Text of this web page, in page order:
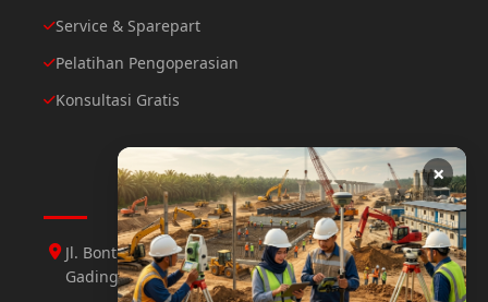
×
Service & Sparepart
Pelatihan Pengoperasian
Konsultasi Gratis
Hubungi Kami
Jl. Bontoloe Baru Perumahan Mutiara Gading 1 Jl.
Gading 3 No.25 Daya, Makassar